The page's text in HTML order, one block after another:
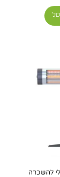
להשכרה